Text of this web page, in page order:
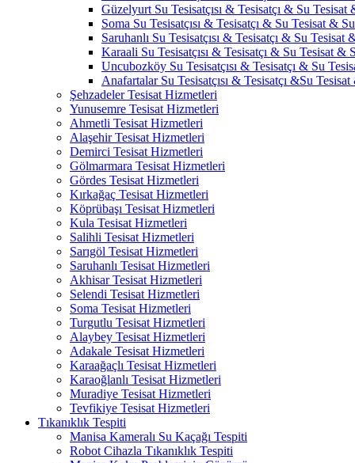
Güzelyurt Su Tesisatçısı & Tesisatçı & Su Tesisat
Soma Su Tesisatçısı & Tesisatçı & Su Tesisat &
Saruhanlı Su Tesisatçısı & Tesisatçı & Su Tesisat
Karaali Su Tesisatçısı & Tesisatçı & Su Tesisat &
Uncubozköy Su Tesisatçısı & Tesisatçı & Su
Anafartalar Su Tesisatçısı & Tesisatçı &Su
Şehzadeler Tesisat Hizmetleri
Yunusemre Tesisat Hizmetleri
Ahmetli Tesisat Hizmetleri
Alaşehir Tesisat Hizmetleri
Demirci Tesisat Hizmetleri
Gölmarmara Tesisat Hizmetleri
Gördes Tesisat Hizmetleri
Kırkağaç Tesisat Hizmetleri
Köprübaşı Tesisat Hizmetleri
Kula Tesisat Hizmetleri
Salihli Tesisat Hizmetleri
Sarıgöl Tesisat Hizmetleri
Saruhanlı Tesisat Hizmetleri
Akhisar Tesisat Hizmetleri
Selendi Tesisat Hizmetleri
Soma Tesisat Hizmetleri
Turgutlu Tesisat Hizmetleri
Alaybey Tesisat Hizmetleri
Adakale Tesisat Hizmetleri
Karaağaçlı Tesisat Hizmetleri
Karaoğlanlı Tesisat Hizmetleri
Muradiye Tesisat Hizmetleri
Tevfikiye Tesisat Hizmetleri
Tıkanıklık Tespiti
Manisa Kameralı Su Kaçağı Tespiti
Robot Cihazla Tıkanıklık Tespiti